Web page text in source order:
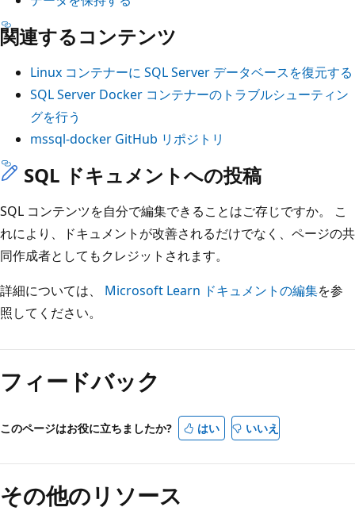
関連するコンテンツ
Linux コンテナーに SQL Server データベースを復元する
SQL Server Docker コンテナーのトラブルシューティン
グを行う
mssql-docker GitHub リポジトリ
SQL ドキュメントへの投稿
SQL コンテンツを自分で編集できることはご存じですか。 こ
れにより、ドキュメントが改善されるだけでなく、ページの共
同作成者としてもクレジットされます。
詳細については、 Microsoft Learn ドキュメントの編集を参
照してください。
フィードバック
このページはお役に立ちましたか? はい いいえ
その他のリソース